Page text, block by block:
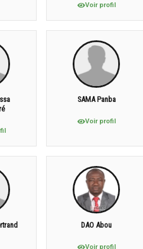
Voir profil
SAMA Panba
Voir profil
DAO Abou
Voir profil